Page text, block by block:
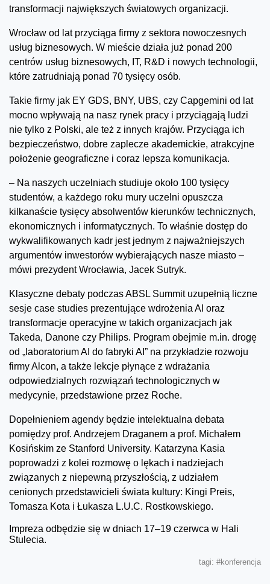
transformacji największych światowych organizacji.
Wrocław od lat przyciąga firmy z sektora nowoczesnych
usług biznesowych. W mieście działa już ponad 200
centrów usług biznesowych, IT, R&D i nowych technologii,
które zatrudniają ponad 70 tysięcy osób.
Takie firmy jak EY GDS, BNY, UBS, czy Capgemini od lat
mocno wpływają na nasz rynek pracy i przyciągają ludzi
nie tylko z Polski, ale też z innych krajów. Przyciąga ich
bezpieczeństwo, dobre zaplecze akademickie, atrakcyjne
położenie geograficzne i coraz lepsza komunikacja.
– Na naszych uczelniach studiuje około 100 tysięcy
studentów, a każdego roku mury uczelni opuszcza
kilkanaście tysięcy absolwentów kierunków technicznych,
ekonomicznych i informatycznych. To właśnie dostęp do
wykwalifikowanych kadr jest jednym z najważniejszych
argumentów inwestorów wybierających nasze miasto –
mówi prezydent Wrocławia, Jacek Sutryk.
Klasyczne debaty podczas ABSL Summit uzupełnią liczne
sesje case studies prezentujące wdrożenia AI oraz
transformacje operacyjne w takich organizacjach jak
Takeda, Danone czy Philips. Program obejmie m.in. drogę
od „laboratorium AI do fabryki AI” na przykładzie rozwoju
firmy Alcon, a także lekcje płynące z wdrażania
odpowiedzialnych rozwiązań technologicznych w
medycynie, przedstawione przez Roche.
Dopełnieniem agendy będzie intelektualna debata
pomiędzy prof. Andrzejem Draganem a prof. Michałem
Kosińskim ze Stanford University. Katarzyna Kasia
poprowadzi z kolei rozmowę o lękach i nadziejach
związanych z niepewną przyszłością, z udziałem
cenionych przedstawicieli świata kultury: Kingi Preis,
Tomasza Kota i Łukasza L.U.C. Rostkowskiego.
Impreza odbędzie się w dniach 17–19 czerwca w Hali
Stulecia.
tagi: #konferencja